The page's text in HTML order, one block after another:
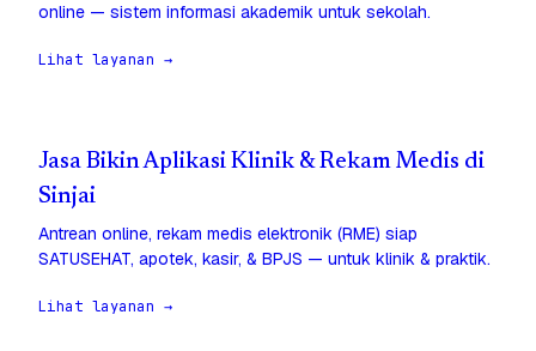
online — sistem informasi akademik untuk sekolah.
Lihat layanan →
Jasa Bikin Aplikasi Klinik & Rekam Medis di
Sinjai
Antrean online, rekam medis elektronik (RME) siap
SATUSEHAT, apotek, kasir, & BPJS — untuk klinik & praktik.
Lihat layanan →